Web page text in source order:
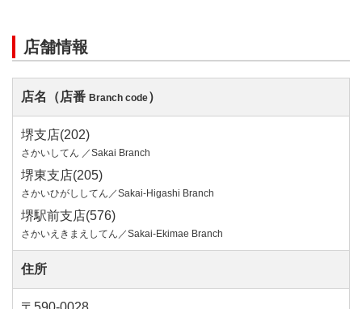
店舗情報
店名（店番 Branch code）
堺支店(202)
さかいしてん ／Sakai Branch
堺東支店(205)
さかいひがししてん／Sakai-Higashi Branch
堺駅前支店(576)
さかいえきまえしてん／Sakai-Ekimae Branch
住所